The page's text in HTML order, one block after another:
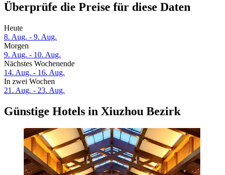
Überprüfe die Preise für diese Daten
Heute
8. Aug. - 9. Aug.
Morgen
9. Aug. - 10. Aug.
Nächstes Wochenende
14. Aug. - 16. Aug.
In zwei Wochen
21. Aug. - 23. Aug.
Günstige Hotels in Xiuzhou Bezirk